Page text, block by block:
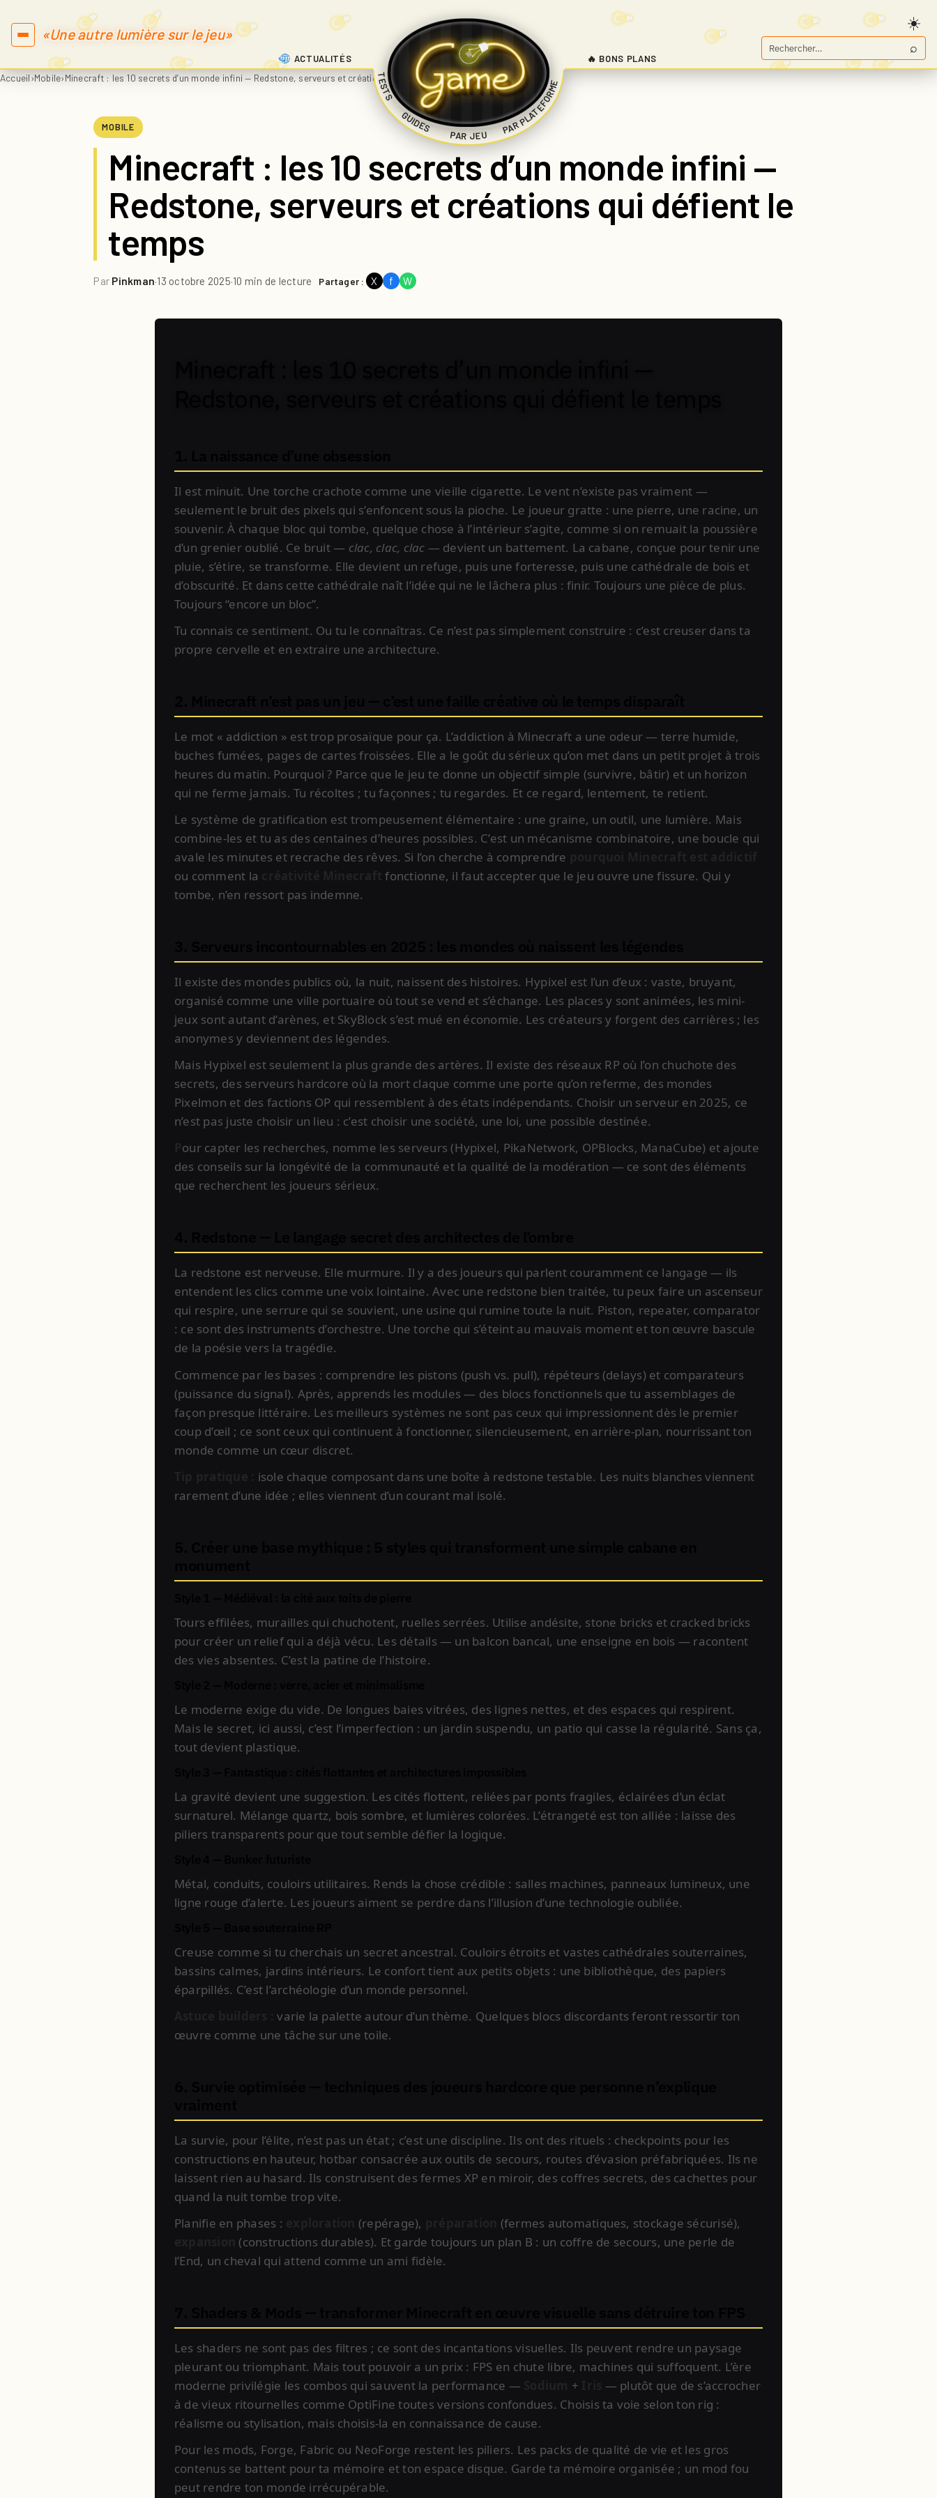
«Une autre lumière sur le jeu»
Rechercher
⌕
ACTUALITÉS
TESTS
GUIDES
PAR JEU PAR PLATEFORME
|
| |
🔥 BONS PLANS
Accueil›Mobile›Minecraft : les 10 secrets d’un monde infini — Redstone, serveurs et créations qui défient le temps
MOBILE
Minecraft : les 10 secrets d’un monde infini —
Redstone, serveurs et créations qui défient le
temps
Par Pinkman·13 octobre 2025·10 min de lecture Partager : X f W
Il est minuit. Une torche crachote comme une vieille cigarette. Le vent n’existe pas vraiment —
seulement le bruit des pixels qui s’enfoncent sous la pioche. Le joueur gratte : une pierre, une racine, un
souvenir. À chaque bloc qui tombe, quelque chose à l’intérieur s’agite, comme si on remuait la poussière
d’un grenier oublié. Ce bruit — clac, clac, clac — devient un battement. La cabane, conçue pour tenir une
pluie, s’étire, se transforme. Elle devient un refuge, puis une forteresse, puis une cathédrale de bois et
d’obscurité. Et dans cette cathédrale naît l’idée qui ne le lâchera plus : finir. Toujours une pièce de plus.
Toujours “encore un bloc”.
Tu connais ce sentiment. Ou tu le connaîtras. Ce n’est pas simplement construire : c’est creuser dans ta
propre cervelle et en extraire une architecture.
Le mot « addiction » est trop prosaïque pour ça. L’addiction à Minecraft a une odeur — terre humide,
buches fumées, pages de cartes froissées. Elle a le goût du sérieux qu’on met dans un petit projet à trois
heures du matin. Pourquoi ? Parce que le jeu te donne un objectif simple (survivre, bâtir) et un horizon
qui ne ferme jamais. Tu récoltes ; tu façonnes ; tu regardes. Et ce regard, lentement, te retient.
Le système de gratification est trompeusement élémentaire : une graine, un outil, une lumière. Mais
combine-les et tu as des centaines d’heures possibles. C’est un mécanisme combinatoire, une boucle qui
avale les minutes et recrache des rêves. Si l’on cherche à comprendre
ou comment la
fonctionne, il faut accepter que le jeu ouvre une fissure. Qui y
tombe, n’en ressort pas indemne.
Il existe des mondes publics où, la nuit, naissent des histoires. Hypixel est l’un d’eux : vaste, bruyant,
organisé comme une ville portuaire où tout se vend et s’échange. Les places y sont animées, les mini-
jeux sont autant d’arènes, et SkyBlock s’est mué en économie. Les créateurs y forgent des carrières ; les
anonymes y deviennent des légendes.
Mais Hypixel est seulement la plus grande des artères. Il existe des réseaux RP où l’on chuchote des
secrets, des serveurs hardcore où la mort claque comme une porte qu’on referme, des mondes
Pixelmon et des factions OP qui ressemblent à des états indépendants. Choisir un serveur en 2025, ce
n’est pas juste choisir un lieu : c’est choisir une société, une loi, une possible destinée.
our capter les recherches, nomme les serveurs (Hypixel, PikaNetwork, OPBlocks, ManaCube) et ajoute
des conseils sur la longévité de la communauté et la qualité de la modération — ce sont des éléments
que recherchent les joueurs sérieux.
La redstone est nerveuse. Elle murmure. Il y a des joueurs qui parlent couramment ce langage — ils
entendent les clics comme une voix lointaine. Avec une redstone bien traitée, tu peux faire un ascenseur
qui respire, une serrure qui se souvient, une usine qui rumine toute la nuit. Piston, repeater, comparator
: ce sont des instruments d’orchestre. Une torche qui s’éteint au mauvais moment et ton œuvre bascule
de la poésie vers la tragédie.
Commence par les bases : comprendre les pistons (push vs. pull), répéteurs (delays) et comparateurs
(puissance du signal). Après, apprends les modules — des blocs fonctionnels que tu assemblages de
façon presque littéraire. Les meilleurs systèmes ne sont pas ceux qui impressionnent dès le premier
coup d’œil ; ce sont ceux qui continuent à fonctionner, silencieusement, en arrière-plan, nourrissant ton
monde comme un cœur discret.
isole chaque composant dans une boîte à redstone testable. Les nuits blanches viennent
rarement d’une idée ; elles viennent d’un courant mal isolé.
Tours effilées, murailles qui chuchotent, ruelles serrées. Utilise andésite, stone bricks et cracked bricks
pour créer un relief qui a déjà vécu. Les détails — un balcon bancal, une enseigne en bois — racontent
des vies absentes. C’est la patine de l’histoire.
Le moderne exige du vide. De longues baies vitrées, des lignes nettes, et des espaces qui respirent.
Mais le secret, ici aussi, c’est l’imperfection : un jardin suspendu, un patio qui casse la régularité. Sans ça,
tout devient plastique.
La gravité devient une suggestion. Les cités flottent, reliées par ponts fragiles, éclairées d’un éclat
surnaturel. Mélange quartz, bois sombre, et lumières colorées. L’étrangeté est ton alliée : laisse des
piliers transparents pour que tout semble défier la logique.
Métal, conduits, couloirs utilitaires. Rends la chose crédible : salles machines, panneaux lumineux, une
ligne rouge d’alerte. Les joueurs aiment se perdre dans l’illusion d’une technologie oubliée.
Creuse comme si tu cherchais un secret ancestral. Couloirs étroits et vastes cathédrales souterraines,
bassins calmes, jardins intérieurs. Le confort tient aux petits objets : une bibliothèque, des papiers
éparpillés. C’est l’archéologie d’un monde personnel.
varie la palette autour d’un thème. Quelques blocs discordants feront ressortir ton
œuvre comme une tâche sur une toile.
La survie, pour l’élite, n’est pas un état ; c’est une discipline. Ils ont des rituels : checkpoints pour les
constructions en hauteur, hotbar consacrée aux outils de secours, routes d’évasion préfabriquées. Ils ne
laissent rien au hasard. Ils construisent des fermes XP en miroir, des coffres secrets, des cachettes pour
quand la nuit tombe trop vite.
Planifie en phases :
(repérage),
(fermes automatiques, stockage sécurisé),
(constructions durables). Et garde toujours un plan B : un coffre de secours, une perle de
l’End, un cheval qui attend comme un ami fidèle.
Les shaders ne sont pas des filtres ; ce sont des incantations visuelles. Ils peuvent rendre un paysage
pleurant ou triomphant. Mais tout pouvoir a un prix : FPS en chute libre, machines qui suffoquent. L’ère
moderne privilégie les combos qui sauvent la performance —
+
— plutôt que de s’accrocher
à de vieux ritournelles comme OptiFine toutes versions confondues. Choisis ta voie selon ton rig :
réalisme ou stylisation, mais choisis-la en connaissance de cause.
Pour les mods, Forge, Fabric ou NeoForge restent les piliers. Les packs de qualité de vie et les gros
contenus se battent pour ta mémoire et ton espace disque. Garde ta mémoire organisée ; un mod fou
peut rendre ton monde irrécupérable.